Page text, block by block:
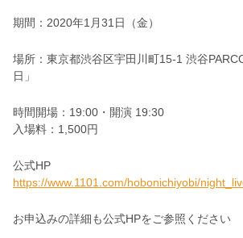
期間：2020年1月31日（金）
場所：東京都渋谷区宇田川町15-1 渋谷
日」
時間開場：19:00・開演 19:30
入場料：1,500円
公式HP
https://www.1101.com/hobonichiyobi/
お申込みの詳細も公式HPをご参照ください